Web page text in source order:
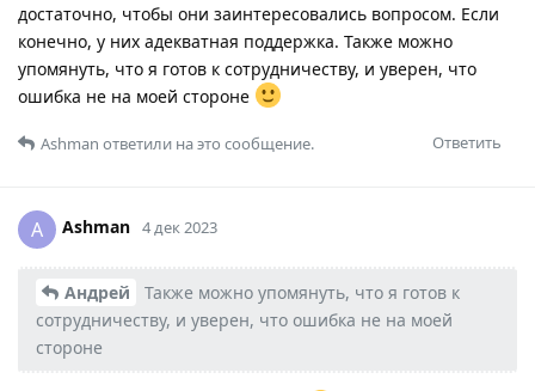
достаточно, чтобы они заинтересовались вопросом. Если
конечно, у них адекватная поддержка. Также можно
упомянуть, что я готов к сотрудничеству, и уверен, что
ошибка не на моей стороне
Ответить
Ashman ответили на это сообщение.
A Ashman 4 дек 2023
Андрей
Также можно упомянуть, что я готов к
сотрудничеству, и уверен, что ошибка не на моей
стороне